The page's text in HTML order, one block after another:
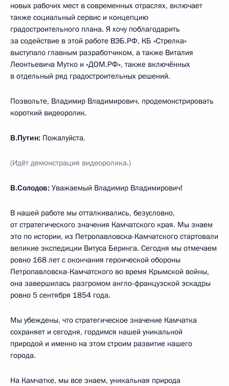
новых рабочих мест в современных отраслях, включает
также социальный сервис и концепцию
градостроительного плана. Я хочу поблагодарить
за содействие в этой работе ВЭБ.РФ, КБ «Стрелка»
выступало главным разработчиком, а также Виталия
Леонтьевича Мутко и «ДОМ.РФ», также включённых
в отдельный ряд градостроительных решений.
Позвольте, Владимир Владимирович, продемонстрировать
короткий видеоролик.
В.Путин: Пожалуйста.
(Идёт демонстрация видеоролика.)
В.Солодов: Уважаемый Владимир Владимирович!
В нашей работе мы отталкивались, безусловно,
от стратегического значения Камчатского края. Мы знаем
это по истории, из Петропавловска-Камчатского стартовали
великие экспедиции Витуса Беринга. Сегодня мы отмечаем
ровно 168 лет с окончания героической обороны
Петропавловска-Камчатского во время Крымской войны,
она завершилась разгромом англо-французской эскадры
ровно 5 сентября 1854 года.
Мы убеждены, что стратегическое значение Камчатка
сохраняет и сегодня, гордимся нашей уникальной
природой и именно на этом строим развитие нашего
города.
На Камчатке, мы все знаем, уникальная природа